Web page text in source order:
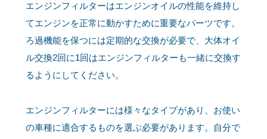
エンジンフィルターはエンジンオイルの性能を維持し
てエンジンを正常に動かすために重要なパーツです。
ろ過機能を保つには定期的な交換が必要で、大体オイ
ル交換2回に1回はエンジンフィルターも一緒に交換す
るようにしてください。
エンジンフィルターには様々なタイプがあり、お使い
の車種に適合するものを選ぶ必要があります。自分で